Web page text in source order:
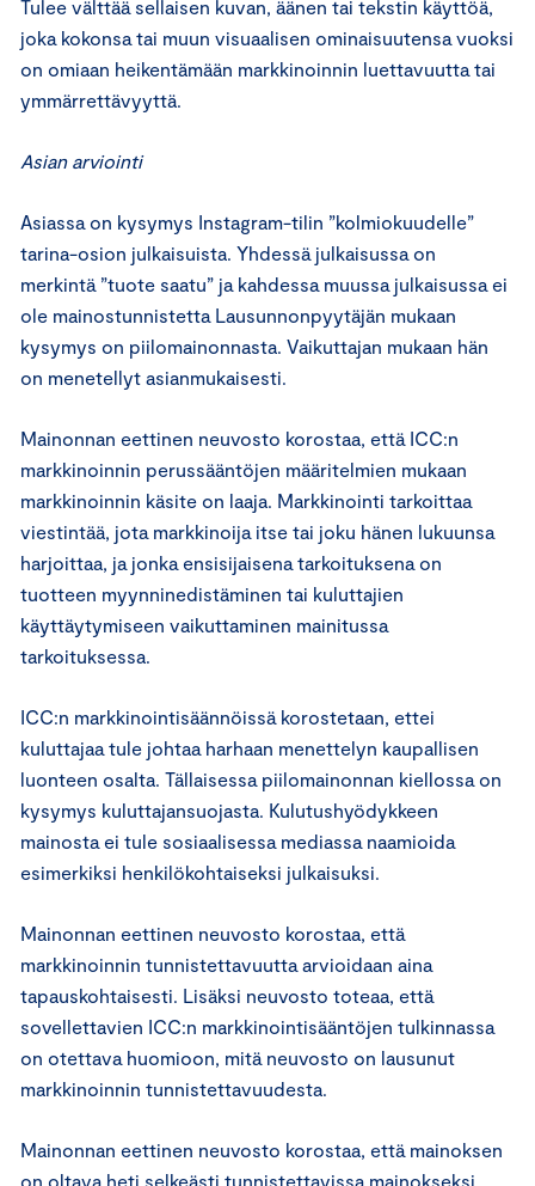
Tulee välttää sellaisen kuvan, äänen tai tekstin käyttöä,
joka kokonsa tai muun visuaalisen ominaisuutensa vuoksi
on omiaan heikentämään markkinoinnin luettavuutta tai
ymmärrettävyyttä.
Asian arviointi
Asiassa on kysymys Instagram-tilin ”kolmiokuudelle”
tarina-osion julkaisuista. Yhdessä julkaisussa on
merkintä ”tuote saatu” ja kahdessa muussa julkaisussa ei
ole mainostunnistetta Lausunnonpyytäjän mukaan
kysymys on piilomainonnasta. Vaikuttajan mukaan hän
on menetellyt asianmukaisesti.
Mainonnan eettinen neuvosto korostaa, että ICC:n
markkinoinnin perussääntöjen määritelmien mukaan
markkinoinnin käsite on laaja. Markkinointi tarkoittaa
viestintää, jota markkinoija itse tai joku hänen lukuunsa
harjoittaa, ja jonka ensisijaisena tarkoituksena on
tuotteen myynninedistäminen tai kuluttajien
käyttäytymiseen vaikuttaminen mainitussa
tarkoituksessa.
ICC:n markkinointisäännöissä korostetaan, ettei
kuluttajaa tule johtaa harhaan menettelyn kaupallisen
luonteen osalta. Tällaisessa piilomainonnan kiellossa on
kysymys kuluttajansuojasta. Kulutushyödykkeen
mainosta ei tule sosiaalisessa mediassa naamioida
esimerkiksi henkilökohtaiseksi julkaisuksi.
Mainonnan eettinen neuvosto korostaa, että
markkinoinnin tunnistettavuutta arvioidaan aina
tapauskohtaisesti. Lisäksi neuvosto toteaa, että
sovellettavien ICC:n markkinointisääntöjen tulkinnassa
on otettava huomioon, mitä neuvosto on lausunut
markkinoinnin tunnistettavuudesta.
Mainonnan eettinen neuvosto korostaa, että mainoksen
on oltava heti selkeästi tunnistettavissa mainokseksi